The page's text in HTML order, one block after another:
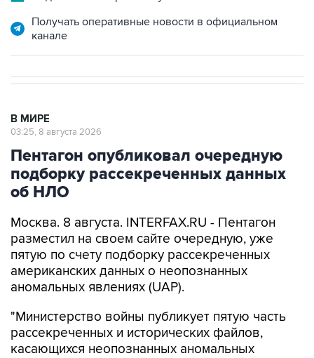
Пентагон опубликовал очередную
подборку рассекреченных данных
об НЛО
Москва. 8 августа. INTERFAX.RU - Пентагон
пятую по счету подборку рассекреченных
американских данных о неопознанных
аномальных явлениях (UAP).
"Министерство войны публикует пятую часть
касающихся неопознанных аномальных
явлений (...). Коллекция по-прежнему
размещена на сайте WAR.GOV/UFO, и